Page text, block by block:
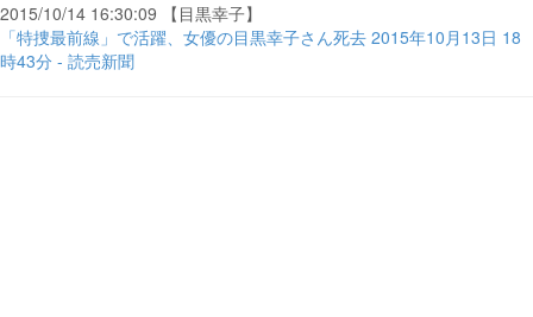
2015/10/14 16:30:09 【目黒幸子】
「特捜最前線」で活躍、女優の目黒幸子さん死去 2015年10月13日 18
時43分 - 読売新聞